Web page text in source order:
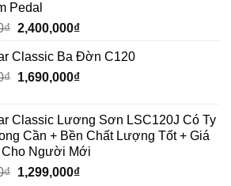
Pedal
₫ 2,400,000₫
Classic Ba Đờn C120
₫ 1,690,000₫
Classic Lương Sơn LSC120J Có Ty
Cần + Bền Chất Lượng Tốt + Giá
Cho Người Mới
₫ 1,299,000₫